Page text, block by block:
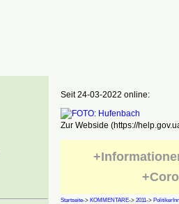
Seit 24-03-2022 online:
Zur Webside (https://
Startseite-> KOMMENTARE-> 2011->